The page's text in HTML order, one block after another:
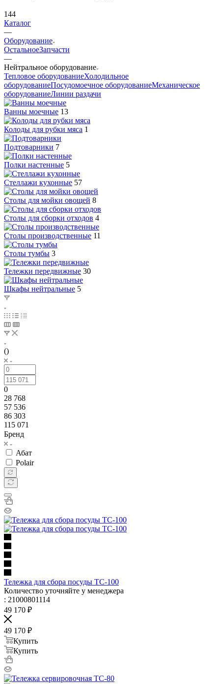
144
Каталог
—
Оборудование
ОстальноеЗапчасти
—
Нейтральное оборудование
Тепловое оборудованиеХолодильное
оборудованиеПосудомоечное оборудованиеМеханическое
оборудованиеЛинии раздачи
Ванны моечные 13
Колоды для рубки мяса 1
Подтоварники 7
Полки настенные 5
Стеллажи кухонные 57
Столы для мойки овощей 8
Столы для сборки отходов 4
Столы производственные 11
Столы тумбы 3
Тележки передвижные 30
Шкафы нейтральные 5
()
0
28 768
57 536
86 303
115 071
Бренд
Абат
Polair
Тележка для сбора посуды ТС-100
Количество уточняйте у менеджера
: 21000801114
49 170 ₽
49 170 ₽
Купить
Купить